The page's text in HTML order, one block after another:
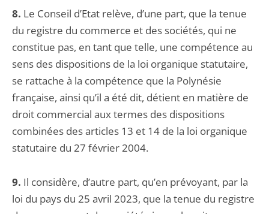
8. Le Conseil d’Etat relève, d’une part, que la tenue
du registre du commerce et des sociétés, qui ne
constitue pas, en tant que telle, une compétence au
sens des dispositions de la loi organique statutaire,
se rattache à la compétence que la Polynésie
française, ainsi qu’il a été dit, détient en matière de
droit commercial aux termes des dispositions
combinées des articles 13 et 14 de la loi organique
statutaire du 27 février 2004.
9. Il considère, d’autre part, qu’en prévoyant, par la
loi du pays du 25 avril 2023, que la tenue du registre